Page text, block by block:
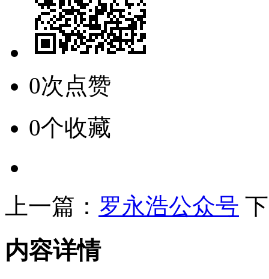
0次点赞
0个收藏
上一篇： 罗永浩公众号
内容详情